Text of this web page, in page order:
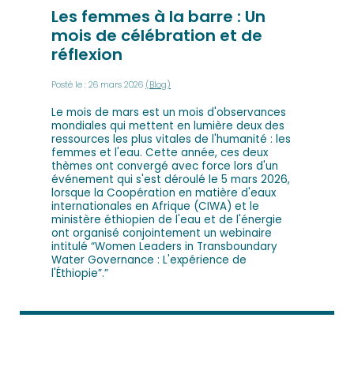
Les femmes à la barre : Un
mois de célébration et de
réflexion
Posté le : 26 mars 2026 (Blog)
Le mois de mars est un mois d'observances
mondiales qui mettent en lumière deux des
ressources les plus vitales de l'humanité : les
femmes et l'eau. Cette année, ces deux
thèmes ont convergé avec force lors d'un
événement qui s'est déroulé le 5 mars 2026,
lorsque la Coopération en matière d'eaux
internationales en Afrique (CIWA) et le
ministère éthiopien de l'eau et de l'énergie
ont organisé conjointement un webinaire
intitulé “Women Leaders in Transboundary
Water Governance : L'expérience de
l'Éthiopie”.”